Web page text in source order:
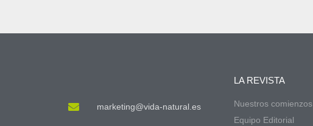
marketing@vida-natural.es
LA REVISTA
Nuestros comienzos
Equipo Editorial